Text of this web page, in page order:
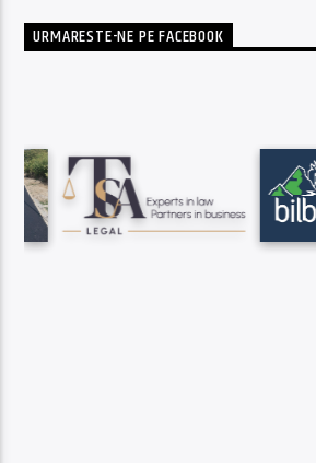
URMARESTE-NE PE FACEBOOK